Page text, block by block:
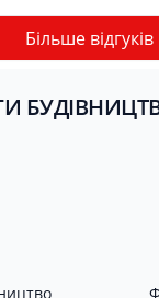
Більше відгуків